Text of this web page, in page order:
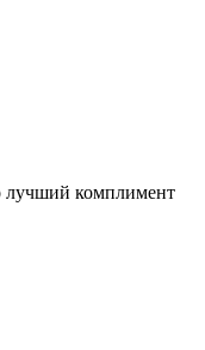
лучший комплимент